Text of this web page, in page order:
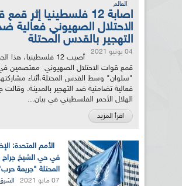
العالم
اصابة 12 فلسطينيا إثر
الاحتلال الصهيوني فعالية
التهجير بالقدس المحتلة
04 يونيو 2021
أصيب 12 فلسطينيا، هذا
قمع قوات الاحتلال الصهيوني معتصمين
"سلوان" وسط القدس المحتلة،أثناء
فعالية تضامنية ضد التهجير بالمدينة. وقالت
الهلال الأحمر الفلسطيني في بيان...
اقرأ المزيد
الأمم المتحدة:
في حي الشيخ جراح
المحتلة "جريمة
07 مايو 2021